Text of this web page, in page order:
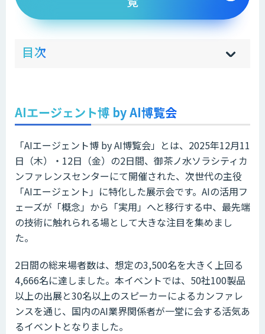
目次 hi
]
sh
]
AIエージェント博 by AI博覧会
「AIエージェント博 by AI博覧会」とは、2025年12月11
日（木）・12日（金）の2日間、御茶ノ水ソラシティカ
ンファレンスセンターにて開催された、次世代の主役
「AIエージェント」に特化した展示会です。AIの活用フ
ェーズが「概念」から「実用」へと移行する中、最先端
の技術に触れられる場として大きな注目を集めまし
た。
2日間の総来場者数は、想定の3,500名を大きく上回る
4,666名に達しました。本イベントでは、50社100製品
以上の出展と30名以上のスピーカーによるカンファレ
ンスを通じ、国内のAI業界関係者が一堂に会する活気あ
るイベントとなりました。